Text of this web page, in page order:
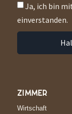
Ja, ich bin
einverstanden.
ZIMMER
Wirtschaft